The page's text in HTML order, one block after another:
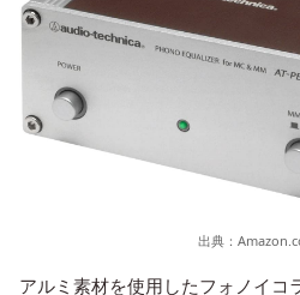
出典：
アルミ素材を使用したフォノイコ